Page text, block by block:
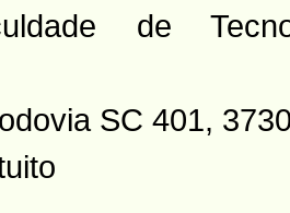
de
SC 401,